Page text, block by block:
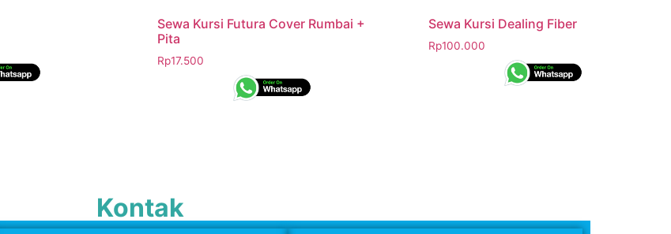
Sewa Kursi Futura Cover Rumbai +
Pita
Rp17.500
Sewa Kursi Dealing Fiber
Rp100.000
Kontak